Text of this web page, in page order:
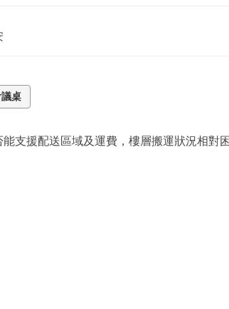
桌
支援配送區域及運費，樓層搬運狀況相對